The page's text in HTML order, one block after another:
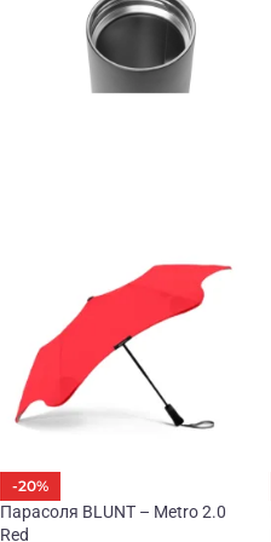
-20%
Парасоля BLUNT – Metro 2.0
Red